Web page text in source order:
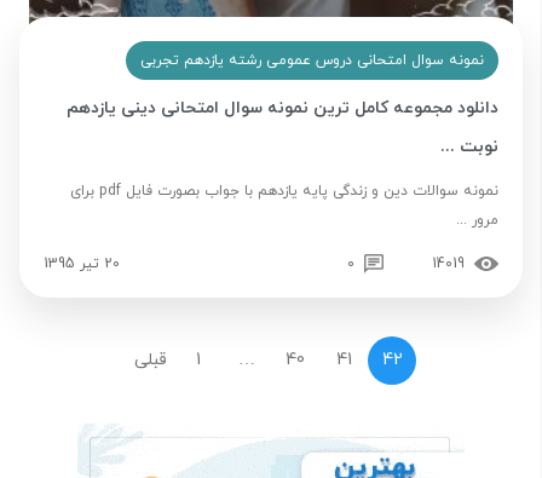
نمونه سوال امتحانی دروس عمومی رشته یازدهم تجربی
دانلود مجموعه کامل ترین نمونه سوال امتحانی دینی یازدهم
نوبت ...
نمونه سوالات دین و زندگی پایه یازدهم با جواب بصورت فایل pdf برای
مرور ...
14019
0 20 تیر 1395
قبلی 1 … 40 41 42